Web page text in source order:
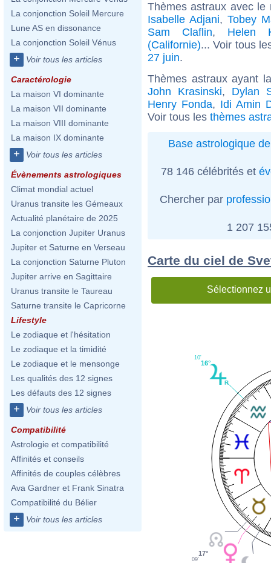
La conjonction Soleil Mercure
Lune AS en dissonance
La conjonction Soleil Vénus
+ Voir tous les articles
Caractérologie
La maison VI dominante
La maison VII dominante
La maison VIII dominante
La maison IX dominante
+ Voir tous les articles
Évènements astrologiques
Climat mondial actuel
Uranus transite les Gémeaux
Actualité planétaire de 2025
La conjonction Jupiter Uranus
Jupiter et Saturne en Verseau
La conjonction Saturne Pluton
Jupiter arrive en Sagittaire
Uranus transite le Taureau
Saturne transite le Capricorne
Lifestyle
Le zodiaque et l'hésitation
Le zodiaque et la timidité
Le zodiaque et le mensonge
Les qualités des 12 signes
Les défauts des 12 signes
+ Voir tous les articles
Compatibilité
Astrologie et compatibilité
Affinités et conseils
Affinités de couples célèbres
Ava Gardner et Frank Sinatra
Compatibilité du Bélier
+ Voir tous les articles
Thèmes astraux avec
Isabelle Adjani, Tobey
Sam Claflin, Helen
(Californie)... Voir tous
27 juin.
Thèmes astraux ayant
John Krasinski, Dylan
Henry Fonda, Idi Amin
Voir tous les thèmes
Base astrologique
78 146 célébrités et
Chercher par
1 207
Carte du ciel de
Sélectionnez
16°
10'
17°
09'